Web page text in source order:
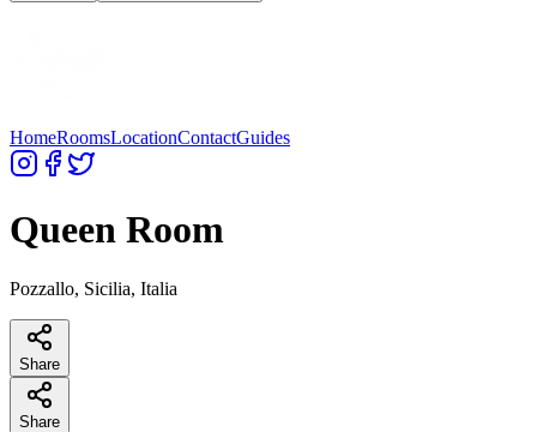
HomeRoomsLocationContactGuides
Queen Room
Pozzallo, Sicilia, Italia
Share
Share